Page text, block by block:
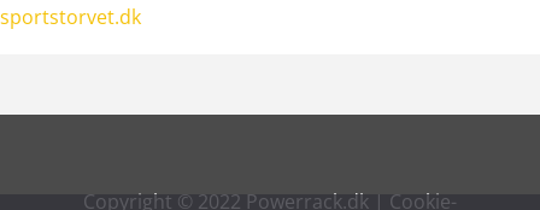
sportstorvet.dk
Copyright © 2022 Powerrack.dk | Cookie-